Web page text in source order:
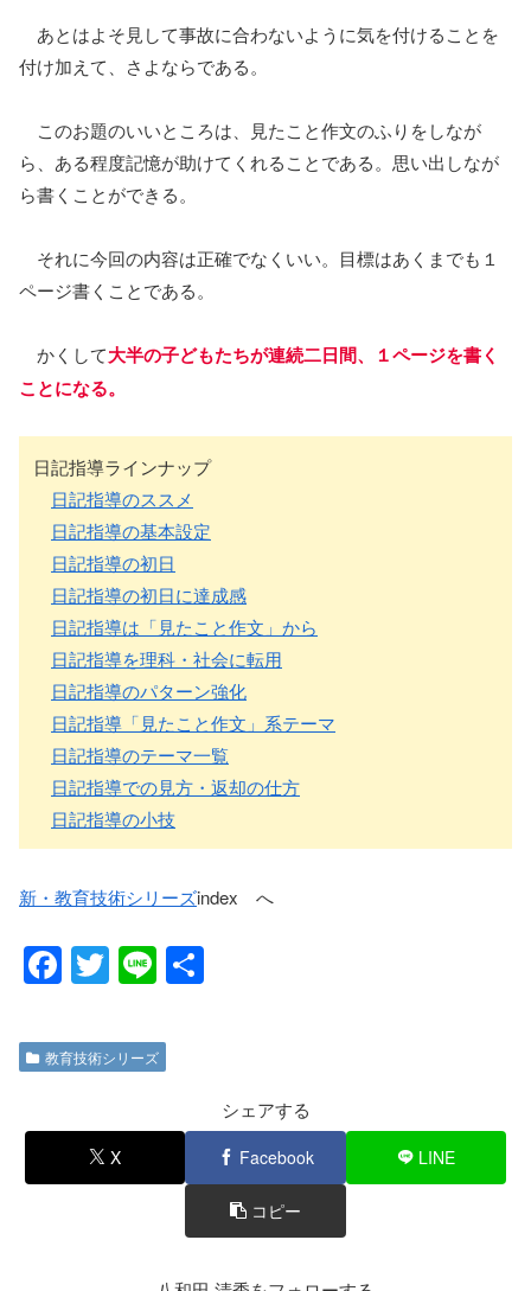
あとはよそ見して事故に合わないように気を付けることを
付け加えて、さよならである。
このお題のいいところは、見たこと作文のふりをしなが
ら、ある程度記憶が助けてくれることである。思い出しなが
ら書くことができる。
それに今回の内容は正確でなくいい。目標はあくまでも１
ページ書くことである。
かくして大半の子どもたちが連続二日間、１ページを書く
ことになる。
日記指導ラインナップ
日記指導のススメ
日記指導の基本設定
日記指導の初日
日記指導の初日に達成感
日記指導は「見たこと作文」から
日記指導を理科・社会に転用
日記指導のパターン強化
日記指導「見たこと作文」系テーマ
日記指導のテーマ一覧
日記指導での見方・返却の仕方
日記指導の小技
新・教育技術シリーズindex へ
F
c
e
b
o
T
tt
er
Li
e
教育技術シリーズ
シェアする
X Facebook LINE
コピー